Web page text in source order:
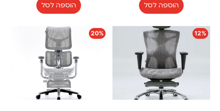
הוספה לסל הוספה לסל
12%
20%